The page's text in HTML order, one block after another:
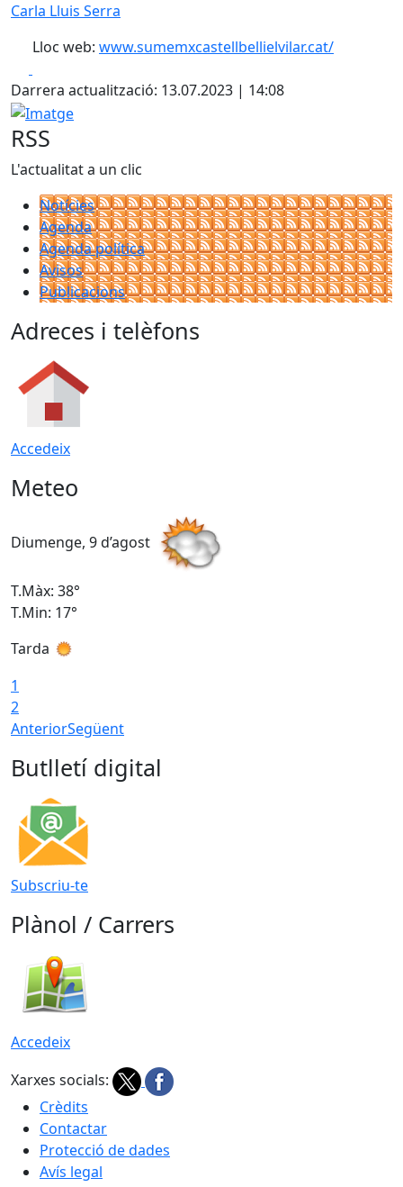
Carla Lluis Serra
Lloc web: www.sumemxcastellbellielvilar.cat/
Darrera actualització: 13.07.2023 | 14:08
Imatge
RSS
L'actualitat a un clic
Notícies
Agenda
Agenda política
Avisos
Publicacions
Adreces i telèfons
Accedeix
Meteo
Diumenge, 9 d’agost
T.Màx: 38°
T.Min: 17°
Tarda
1
2
AnteriorSegüent
Butlletí digital
Subscriu-te
Plànol / Carrers
Accedeix
Xarxes socials:
Crèdits
Contactar
Protecció de dades
Avís legal